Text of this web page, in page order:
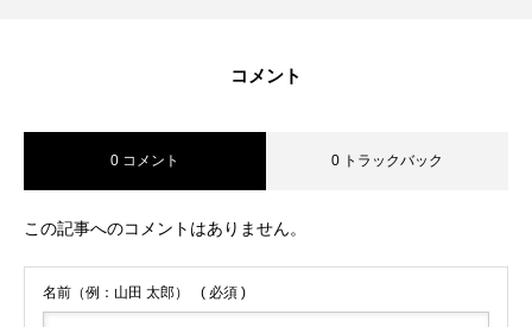
コメント
0 コメント 0 トラックバック
この記事へのコメントはありません。
名前（例：山田 太郎） ( 必須 )